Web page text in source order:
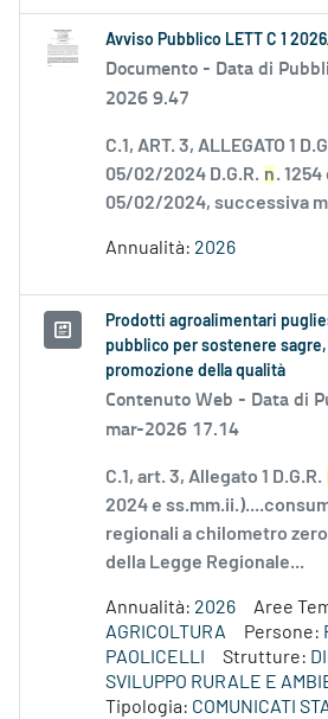
Avviso Pubblico LETT C 1
Documento - Data di
2026 9.47
C.1, ART. 3, ALLEGATO 1
05/02/2024 D.G.R. n. 1254
05/02/2024, successiva
Annualità: 2026
Prodotti agroalimentari
pubblico per sostenere
promozione della qualità
Contenuto Web - Data di
mar-2026 17.14
C.1, art. 3, Allegato 1 D.G.R.
2024 e
regionali a chilometro
della Legge Regionale...
Annualità: 2026
Aree
AGRICOLTURA
Persone:
PAOLICELLI
Strutture:
SVILUPPO RURALE E
Tipologia: COMUNICATI